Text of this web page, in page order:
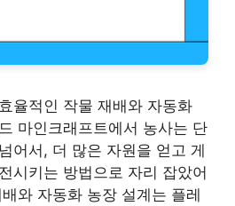
율적인 작물 재배와 자동화
마인크래프트에서 농사는 단
어서, 더 많은 자원을 얻고 게
시키는 방법으로 자리 잡았어
와 자동화 농장 설계는 플레